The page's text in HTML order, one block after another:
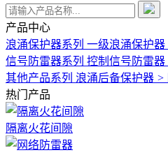
产品中心
浪涌保护器系列 一级浪涌保护器
信号防雷器系列 控制信号防雷器
其他产品系列 浪涌后备保护器 >
热门产品
隔离火花间隙